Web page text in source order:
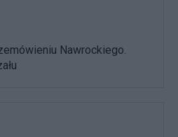
Nawrockiego.